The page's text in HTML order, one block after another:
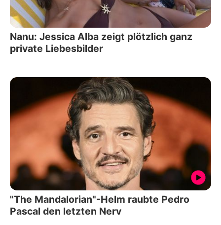
Nanu: Jessica Alba zeigt plötzlich ganz
private Liebesbilder
"The Mandalorian"-Helm raubte Pedro
Pascal den letzten Nerv